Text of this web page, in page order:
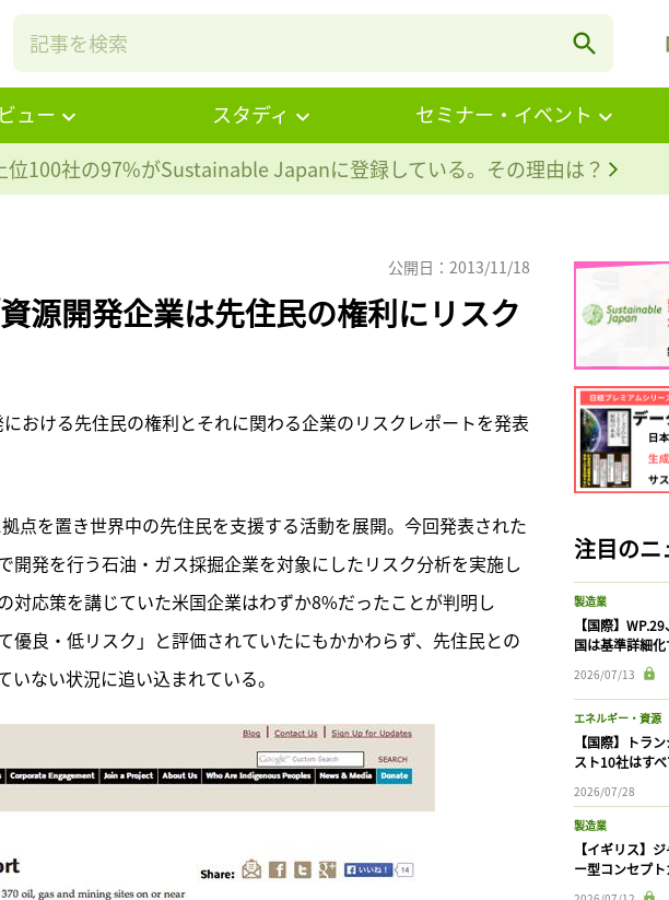
ュー スタディ セミナー・イベント
位100社の97%がSustainable Japanに登録している。その理由は？
公開日：2013/11/18
源開発企業は先住民の権利にリスク
おける先住民の権利とそれに関わる企業のリスクレポートを発表
点を置き世界中の先住民を支援する活動を展開。今回発表された
開発を行う石油・ガス採掘企業を対象にしたリスク分析を実施し
対応策を講じていた米国企業はわずか8%だったことが判明し
優良・低リスク」と評価されていたにもかかわらず、先住民との
ない状況に追い込まれている。
注目のニ
製造業
【国際】
国は基準詳細
2026/07/13
エネルギー・資源
【国際】トラ
スト10社はす
2026/07/28
製造業
【イギリス】
ー型コンセプ